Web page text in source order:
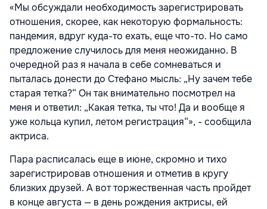
«Мы обсуждали необходимость зарегистрировать
отношения, скорее, как некоторую формальность:
пандемия, вдруг куда-то ехать, еще что-то. Но само
предложение случилось для меня неожиданно. В
очередной раз я начала в себе сомневаться и
пыталась донести до Стефано мысль: „Ну зачем тебе
старая тетка?“ Он так внимательно посмотрел на
меня и ответил: „Какая тетка, ты что! Да и вообще я
уже кольца купил, летом регистрация“», - сообщила
актриса.
Пара расписалась еще в июне, скромно и тихо
зарегистрировав отношения и отметив в кругу
близких друзей. А вот торжественная часть пройдет
в конце августа — в день рождения актрисы, ей